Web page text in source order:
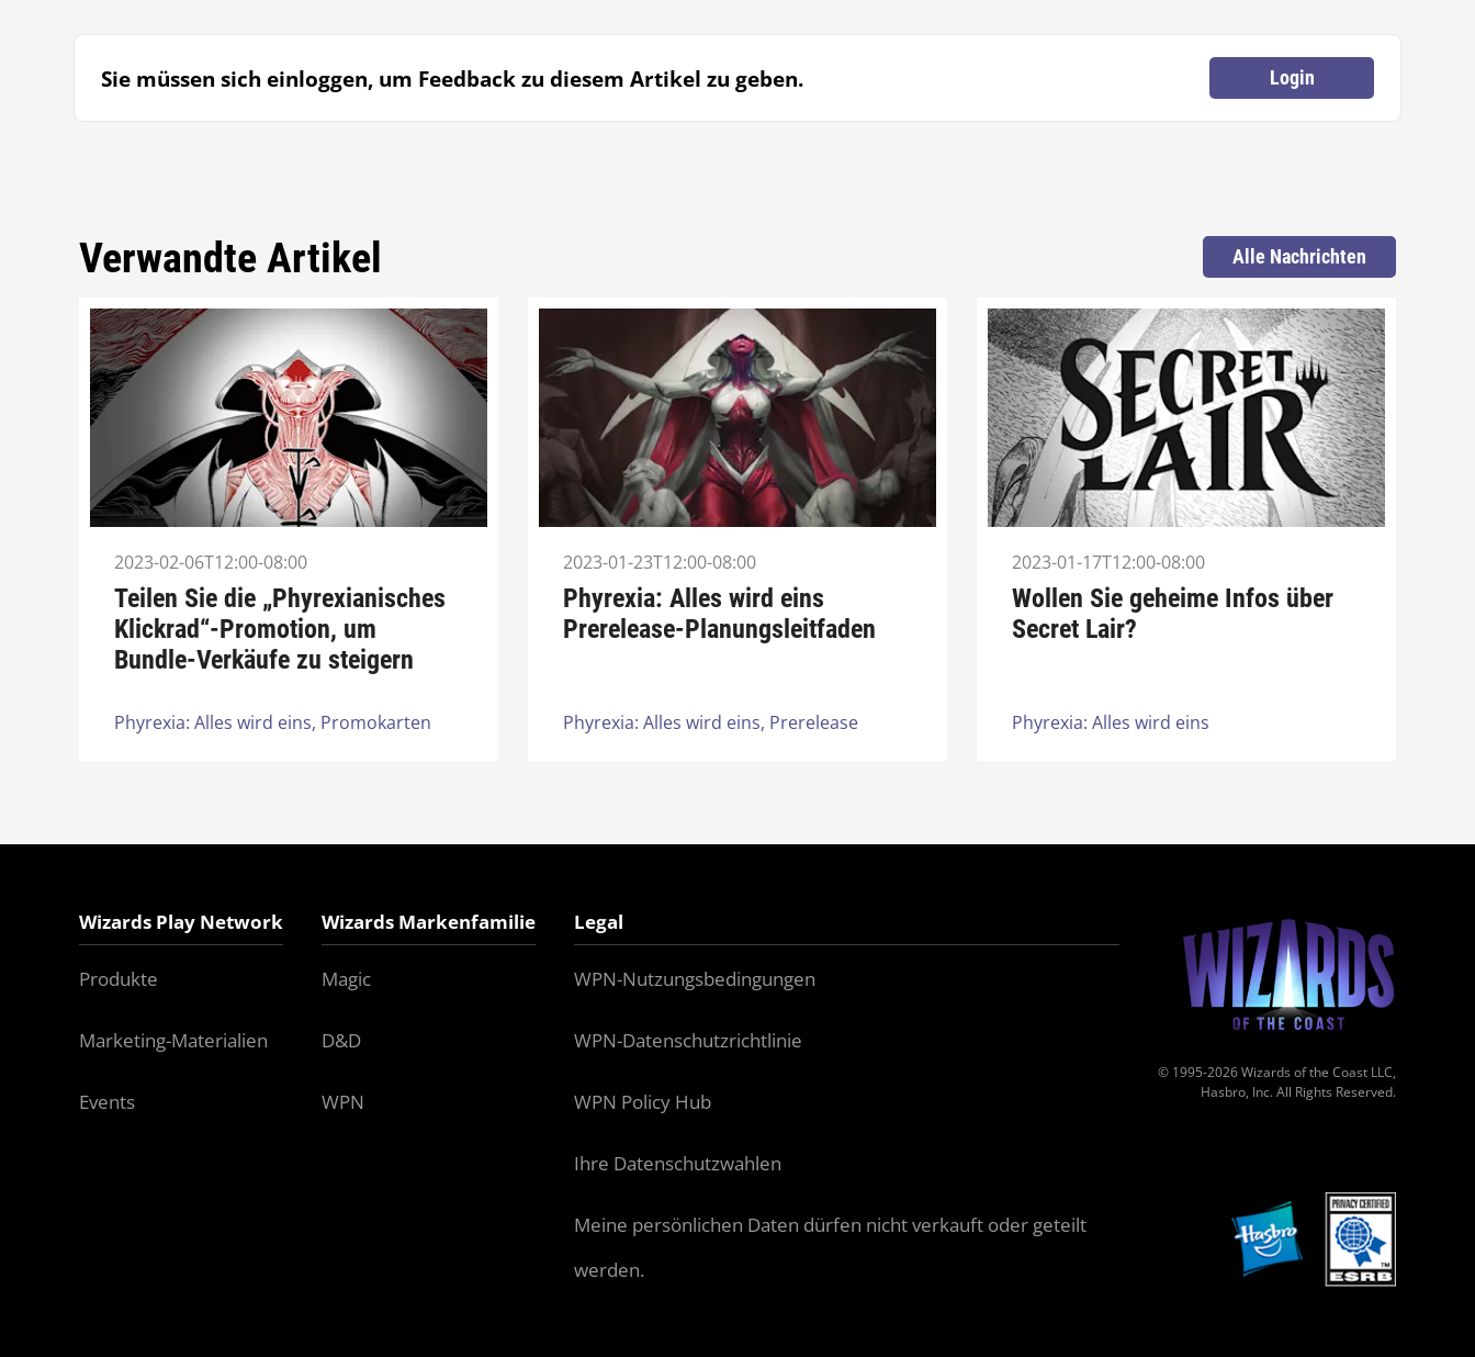
Sie müssen sich einloggen, um Feedback zu diesem Artikel zu geben. Login
Verwandte Artikel Alle Nachrichten
2023-02-06T12:00-08:00
Teilen Sie die „Phyrexianisches
Klickrad“-Promotion, um
Bundle-Verkäufe zu steigern
Phyrexia: Alles wird eins, Promokarten
2023-01-23T12:00-08:00
Phyrexia: Alles wird eins
Prerelease-Planungsleitfaden
Phyrexia: Alles wird eins, Prerelease
2023-01-17T12:00-08:00
Wollen Sie geheime Infos über
Secret Lair?
Phyrexia: Alles wird eins
Wizards Play Network
Produkte
Marketing-Materialien
Events
Wizards Markenfamilie
Magic
D&D
WPN
Legal
WPN-Nutzungsbedingungen
WPN-Datenschutzrichtlinie
WPN Policy Hub
Ihre Datenschutzwahlen
Meine persönlichen Daten dürfen nicht verkauft oder geteilt
werden.
© 1995-2026 Wizards of the Coast LLC,
Hasbro, Inc. All Rights Reserved.